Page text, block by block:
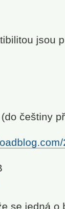
jsou
češtiny
se jedná o